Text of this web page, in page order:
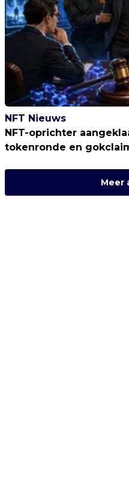
NFT Nieuws
NFT-oprichter
tokenronde en
Meer